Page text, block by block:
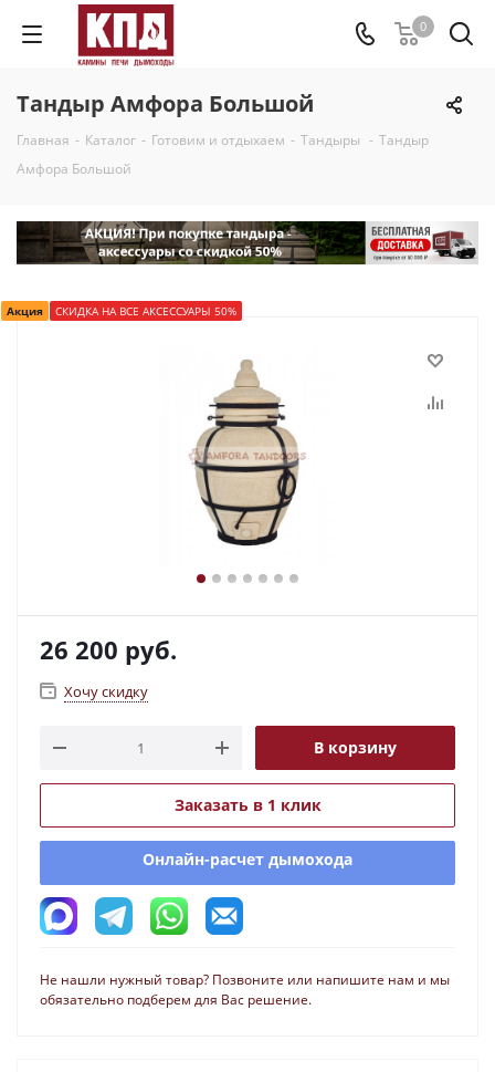
0
Тандыр Амфора Большой
Главная - Каталог - Готовим и отдыхаем - Тандыры - Тандыр
Амфора Большой
Акция СКИДКА НА ВСЕ АКСЕССУАРЫ 50%
26 200 руб.
Хочу скидку
В корзину
Заказать в 1 клик
Онлайн-расчет дымохода
Не нашли нужный товар? Позвоните или напишите нам и мы
обязательно подберем для Вас решение.